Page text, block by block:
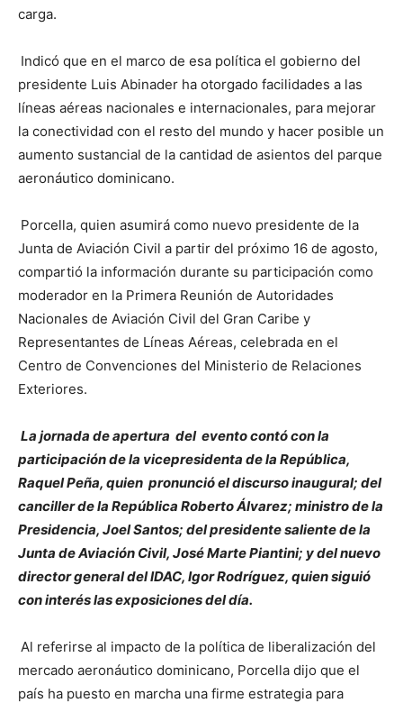
carga.
Indicó que en el marco de esa política el gobierno del
presidente Luis Abinader ha otorgado facilidades a las
líneas aéreas nacionales e internacionales, para mejorar
la conectividad con el resto del mundo y hacer posible un
aumento sustancial de la cantidad de asientos del parque
aeronáutico dominicano.
Porcella, quien asumirá como nuevo presidente de la
Junta de Aviación Civil a partir del próximo 16 de agosto,
compartió la información durante su participación como
moderador en la Primera Reunión de Autoridades
Nacionales de Aviación Civil del Gran Caribe y
Representantes de Líneas Aéreas, celebrada en el
Centro de Convenciones del Ministerio de Relaciones
Exteriores.
La jornada de apertura del evento contó con la
participación de la vicepresidenta de la República,
Raquel Peña, quien pronunció el discurso inaugural; del
canciller de la República Roberto Álvarez; ministro de la
Presidencia, Joel Santos; del presidente saliente de la
Junta de Aviación Civil, José Marte Piantini; y del nuevo
director general del IDAC, Igor Rodríguez, quien siguió
con interés las exposiciones del día.
Al referirse al impacto de la política de liberalización del
mercado aeronáutico dominicano, Porcella dijo que el
país ha puesto en marcha una firme estrategia para